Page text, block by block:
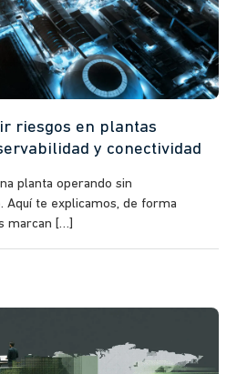
riesgos en plantas
y conectividad
planta operando sin
Aquí te explicamos, de forma
marcan […]